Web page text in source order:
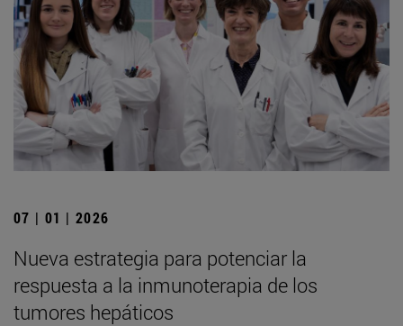
07 | 01 | 2026
Nueva estrategia para potenciar la
respuesta a la inmunoterapia de los
tumores hepáticos